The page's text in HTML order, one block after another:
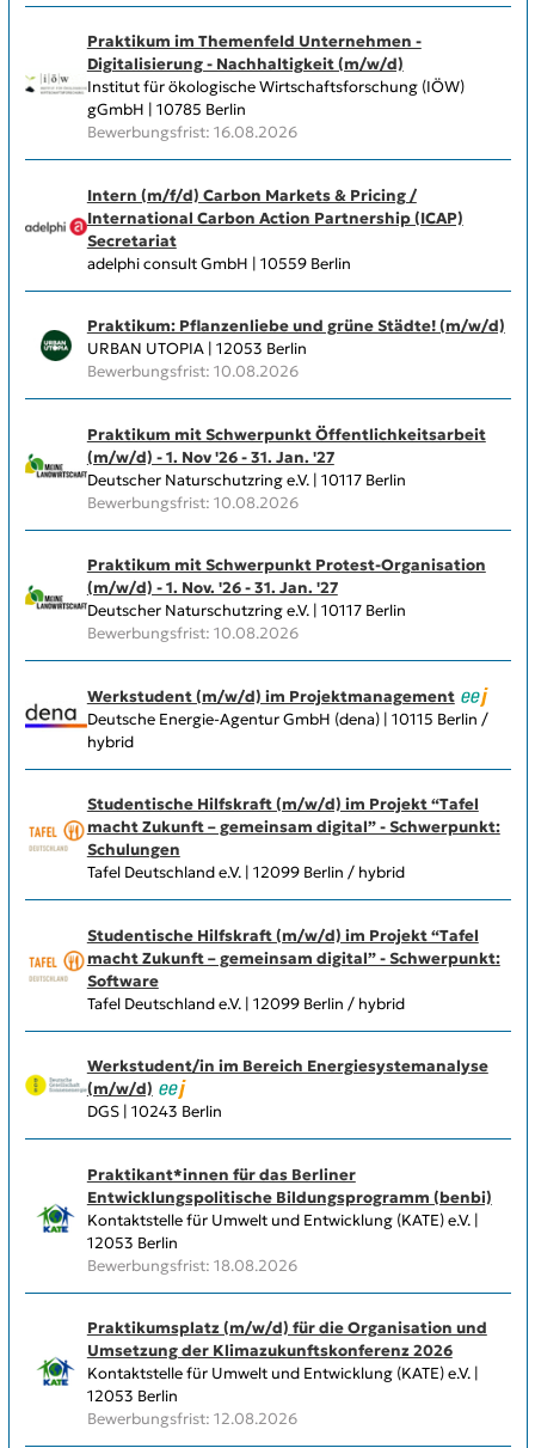
Praktikum im Themenfeld Unternehmen -
Digitalisierung - Nachhaltigkeit (m/w/d)
Institut für ökologische Wirtschaftsforschung (IÖW)
gGmbH | 10785 Berlin
Bewerbungsfrist: 16.08.2026
Intern (m/f/d) Carbon Markets & Pricing /
International Carbon Action Partnership (ICAP)
Secretariat
adelphi consult GmbH | 10559 Berlin
Praktikum: Pflanzenliebe und grüne Städte! (m/w/d)
URBAN UTOPIA | 12053 Berlin
Bewerbungsfrist: 10.08.2026
Praktikum mit Schwerpunkt Öffentlichkeitsarbeit
(m/w/d) - 1. Nov '26 - 31. Jan. '27
Deutscher Naturschutzring e.V. | 10117 Berlin
Bewerbungsfrist: 10.08.2026
Praktikum mit Schwerpunkt Protest-Organisation
(m/w/d) - 1. Nov. '26 - 31. Jan. '27
Deutscher Naturschutzring e.V. | 10117 Berlin
Bewerbungsfrist: 10.08.2026
Werkstudent (m/w/d) im Projektmanagement
Deutsche Energie-Agentur GmbH (dena) | 10115 Berlin /
hybrid
Studentische Hilfskraft (m/w/d) im Projekt “Tafel
macht Zukunft – gemeinsam digital” - Schwerpunkt:
Schulungen
Tafel Deutschland e.V. | 12099 Berlin / hybrid
Studentische Hilfskraft (m/w/d) im Projekt “Tafel
macht Zukunft – gemeinsam digital” - Schwerpunkt:
Software
Tafel Deutschland e.V. | 12099 Berlin / hybrid
Werkstudent/in im Bereich Energiesystemanalyse
(m/w/d)
DGS | 10243 Berlin
Praktikant*innen für das Berliner
Entwicklungspolitische Bildungsprogramm (benbi)
Kontaktstelle für Umwelt und Entwicklung (KATE) e.V. |
12053 Berlin
Bewerbungsfrist: 18.08.2026
Praktikumsplatz (m/w/d) für die Organisation und
Umsetzung der Klimazukunftskonferenz 2026
Kontaktstelle für Umwelt und Entwicklung (KATE) e.V. |
12053 Berlin
Bewerbungsfrist: 12.08.2026